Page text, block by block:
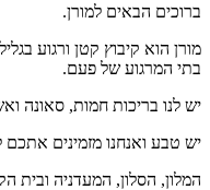
ברוכים הבאים למורן.
מורן הוא קיבוץ קטן ורגוע
בתי המרגוע של פעם.
יש לנו בריכות חמות, סאונה
יש טבע ואנחנו מזמינים אתכם
המלון, הסלון, המעדניה ובית